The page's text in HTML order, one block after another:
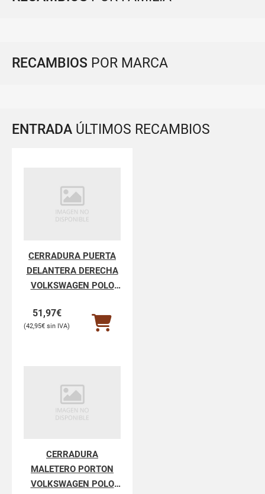
RECAMBIOS POR MARCA
ENTRADA ÚLTIMOS RECAMBIOS
CERRADURA PUERTA
DELANTERA DERECHA
VOLKSWAGEN POLO
51,97€
42,95€
CERRADURA
MALETERO PORTON
VOLKSWAGEN POLO